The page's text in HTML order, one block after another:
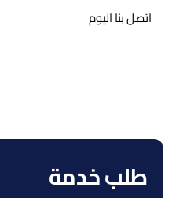
اتصل بنا اليوم
طلب خدمة